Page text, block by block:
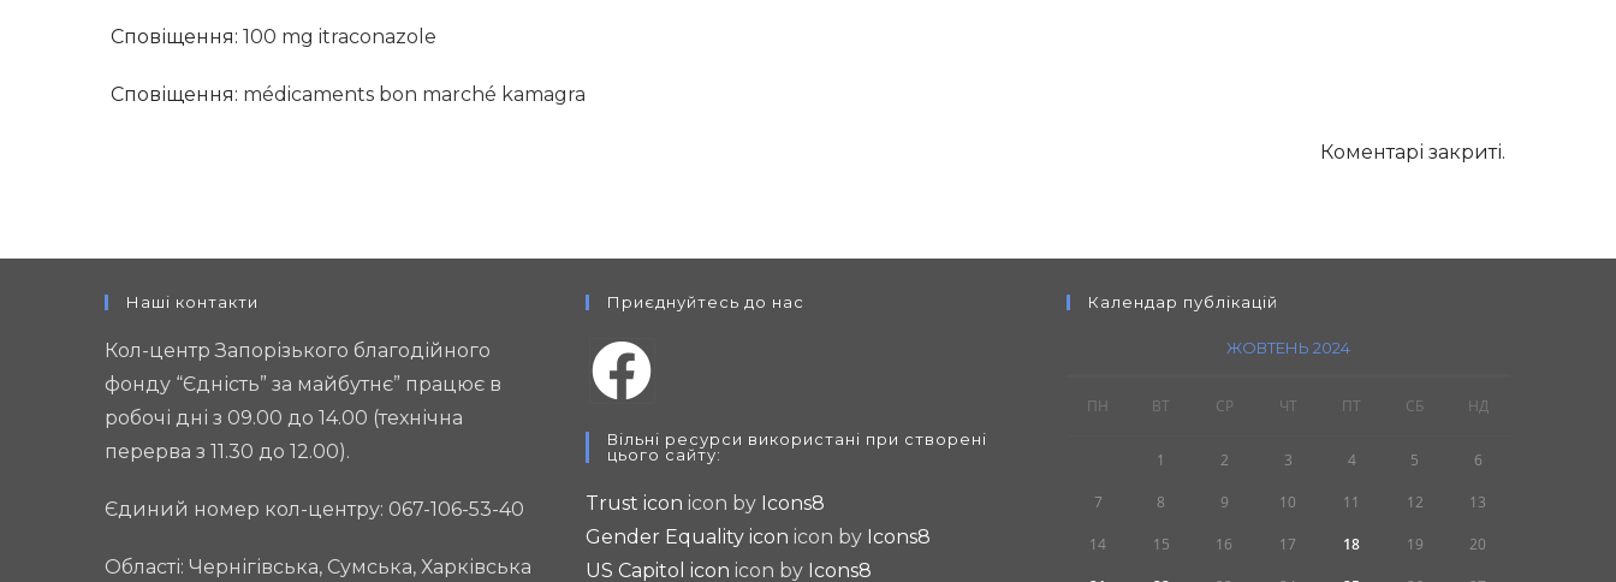
Сповіщення: 100 mg itraconazole
Сповіщення: médicaments bon marché kamagra
Коментарі закриті.
Наші контакти
Кол-центр Запорізького благодійного
фонду “Єдність” за майбутнє” працює в
робочі дні з 09.00 до 14.00 (технічна
перерва з 11.30 до 12.00).
Єдиний номер кол-центру: 067-106-53-40
Області: Чернігівська, Сумська, Харківська
Приєднуйтесь до нас
new
tab
Вільні ресурси використані при створені
цього сайту:
Trust icon icon by Icons8
Gender Equality icon icon by Icons8
US Capitol icon icon by Icons8
Календар публікацій
ЖОВТЕНЬ 2024
ПН ВТ СР ЧТ ПТ СБ НД
1 2 3 4 5 6
7 8 9 10 11 12 13
14 15 16 17 18 19 20